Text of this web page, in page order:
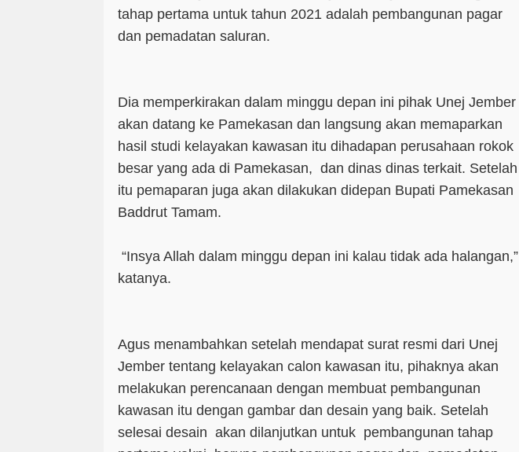
tahap pertama untuk tahun 2021 adalah pembangunan pagar
dan pemadatan saluran.
Dia memperkirakan dalam minggu depan ini pihak Unej Jember
akan datang ke Pamekasan dan langsung akan memaparkan
hasil studi kelayakan kawasan itu dihadapan perusahaan rokok
besar yang ada di Pamekasan, dan dinas dinas terkait. Setelah
itu pemaparan juga akan dilakukan didepan Bupati Pamekasan
Baddrut Tamam.
“Insya Allah dalam minggu depan ini kalau tidak ada halangan,”
katanya.
Agus menambahkan setelah mendapat surat resmi dari Unej
Jember tentang kelayakan calon kawasan itu, pihaknya akan
melakukan perencanaan dengan membuat pembangunan
kawasan itu dengan gambar dan desain yang baik. Setelah
selesai desain akan dilanjutkan untuk pembangunan tahap